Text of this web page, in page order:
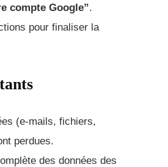
compte Google”.
pour finaliser la
(e-mails, fichiers,
perdues.
des données des